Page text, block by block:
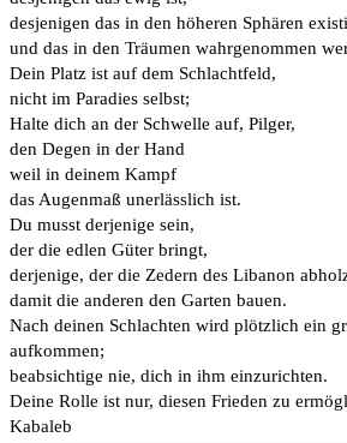
desjenigen das in den höheren Sphären
und das in den Träumen wahrgenommen
Dein Platz ist auf dem Schlachtfeld,
nicht im Paradies selbst;
Halte dich an der Schwelle auf, Pilger,
den Degen in der Hand
weil in deinem Kampf
das Augenmaß unerlässlich ist.
Du musst derjenige sein,
der die edlen Güter bringt,
derjenige, der die Zedern des Libanon
damit die anderen den Garten bauen.
Nach deinen Schlachten wird plötzlich ein
aufkommen;
beabsichtige nie, dich in ihm einzurichten.
Deine Rolle ist nur, diesen Frieden zu
Kabaleb